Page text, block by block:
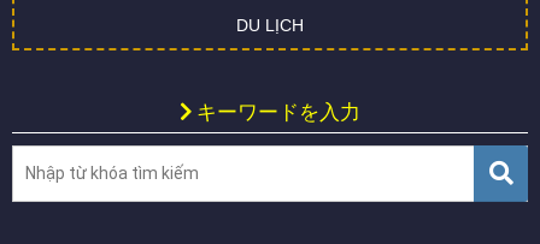
DU LỊCH
キーワードを入力